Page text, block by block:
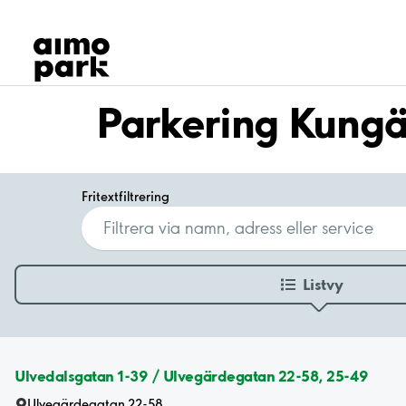
Hitta parkering
Samarbete
Kundservice
Om Aimo Park
Parkering
Fritextfiltrering
Listvy
Ulvedalsgatan 1-39 / Ulvegärdegatan 22-58, 25-49